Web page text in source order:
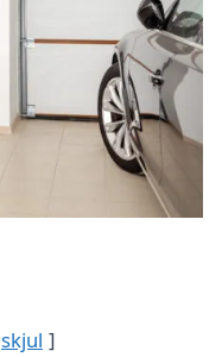
skjul